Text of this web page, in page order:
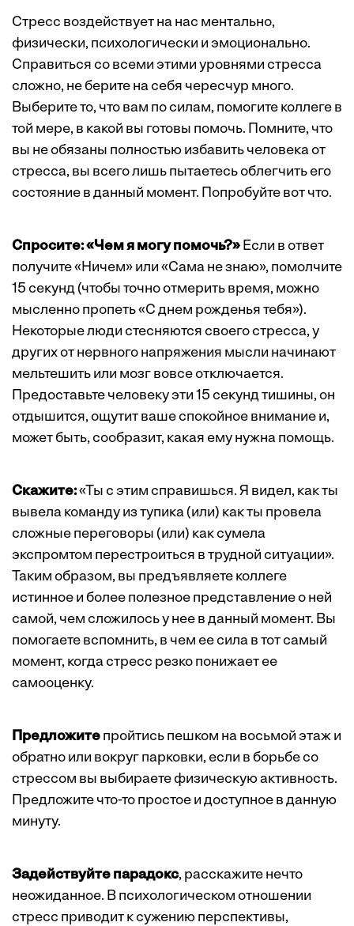
Стресс воздействует на нас ментально,
физически, психологически и эмоционально.
Справиться со всеми этими уровнями стресса
сложно, не берите на себя чересчур много.
Выберите то, что вам по силам, помогите коллеге в
той мере, в какой вы готовы помочь. Помните, что
вы не обязаны полностью избавить человека от
стресса, вы всего лишь пытаетесь облегчить его
состояние в данный момент. Попробуйте вот что.
Спросите: «Чем я могу помочь?» Если в ответ
получите «Ничем» или «Сама не знаю», помолчите
15 секунд (чтобы точно отмерить время, можно
мысленно пропеть «С днем рожденья тебя»).
Некоторые люди стесняются своего стресса, у
других от нервного напряжения мысли начинают
мельтешить или мозг вовсе отключается.
Предоставьте человеку эти 15 секунд тишины, он
отдышится, ощутит ваше спокойное внимание и,
может быть, сообразит, какая ему нужна помощь.
Скажите:«Ты с этим справишься. Я видел, как ты
вывела команду из тупика (или) как ты провела
сложные переговоры (или) как сумела
экспромтом перестроиться в трудной ситуации».
Таким образом, вы предъявляете коллеге
истинное и более полезное представление о ней
самой, чем сложилось у нее в данный момент. Вы
помогаете вспомнить, в чем ее сила в тот самый
момент, когда стресс резко понижает ее
самооценку.
Предложите пройтись пешком на восьмой этаж и
обратно или вокруг парковки, если в борьбе со
стрессом вы выбираете физическую активность.
Предложите что-то простое и доступное в данную
минуту.
Задействуйте парадокс, расскажите нечто
неожиданное. В психологическом отношении
стресс приводит к сужению перспективы,